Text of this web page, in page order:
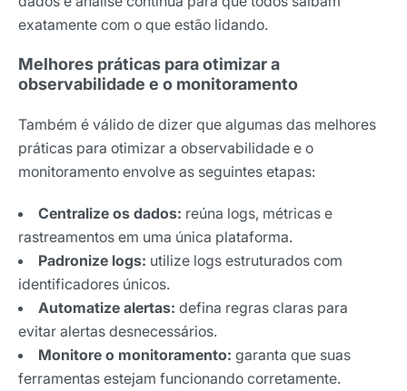
exatamente com o que estão lidando.
Melhores práticas para otimizar a
observabilidade e o monitoramento
Também é válido de dizer que algumas das melhores
práticas para otimizar a observabilidade e o
monitoramento envolve as seguintes etapas:
Centralize os dados: reúna logs, métricas e
rastreamentos em uma única plataforma.
Padronize logs: utilize logs estruturados com
identificadores únicos.
Automatize alertas: defina regras claras para
evitar alertas desnecessários.
Monitore o monitoramento: garanta que suas
ferramentas estejam funcionando corretamente.